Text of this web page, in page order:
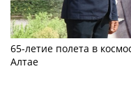
65-летие полета в
Алтае